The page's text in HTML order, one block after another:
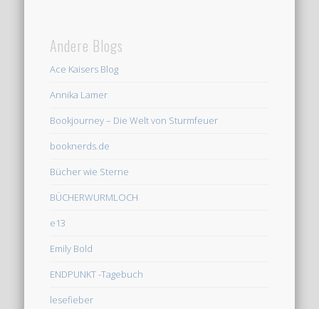
Andere Blogs
Ace Kaisers Blog
Annika Lamer
Bookjourney – Die Welt von Sturmfeuer
booknerds.de
Bücher wie Sterne
BÜCHERWURMLOCH
e13
Emily Bold
ENDPUNKT -Tagebuch
lesefieber